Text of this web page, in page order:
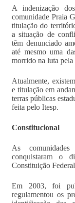
A indenização
comunidade Praia
titulação do
a situação de
têm denunciado
até mesmo uma
morrido na luta pela
Atualmente,
e titulação em
terras públicas
feita pelo Itesp.
Constitucional
As comunidades
conquistaram o
Constituição
Em 2003, foi
regulamentou os